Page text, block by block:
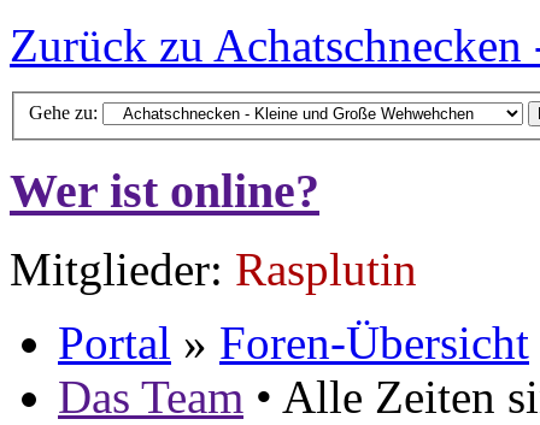
Zurück zu
Gehe zu:
Wer ist online?
Mitglieder: Rasplutin
Portal » Foren-Übersicht
Das Team • Alle Zeiten